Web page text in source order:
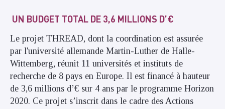
UN BUDGET TOTAL DE 3,6 MILLIONS D’€
Le projet THREAD, dont la coordination est assurée
par l'université allemande Martin-Luther de Halle-
Wittemberg, réunit 11 universités et instituts de
recherche de 8 pays en Europe. Il est financé à hauteur
de 3,6 millions d’€ sur 4 ans par le programme Horizon
2020. Ce projet s’inscrit dans le cadre des Actions